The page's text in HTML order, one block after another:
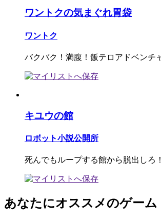
ワントクの気まぐれ胃袋
ワントク
バクバク！満腹！飯テロアドベンチ
キユウの館
ロボット小説公開所
死んでもループする館から脱出しろ！
あなたにオススメのゲーム